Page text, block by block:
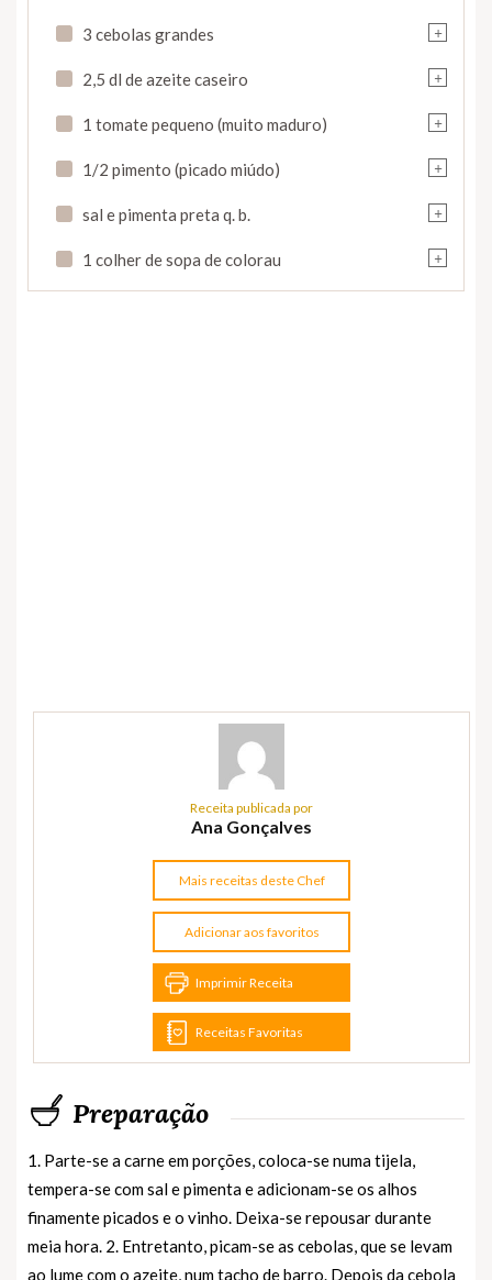
+
3 cebolas grandes
+
2,5 dl de azeite caseiro
+
1 tomate pequeno (muito maduro)
+
1/2 pimento (picado miúdo)
+
sal e pimenta preta q. b.
+
1 colher de sopa de colorau
Receita publicada por
Ana Gonçalves
Mais receitas deste Chef
Adicionar aos favoritos
Imprimir Receita
Receitas Favoritas
Preparação
1. Parte-se a carne em porções, coloca-se numa tijela,
tempera-se com sal e pimenta e adicionam-se os alhos
finamente picados e o vinho. Deixa-se repousar durante
meia hora. 2. Entretanto, picam-se as cebolas, que se levam
ao lume com o azeite, num tacho de barro. Depois da cebola